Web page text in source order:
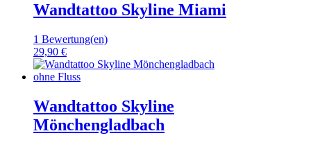
Wandtattoo Skyline Miami
1 Bewertung(en)
29,90 €
Wandtattoo Skyline
Mönchengladbach